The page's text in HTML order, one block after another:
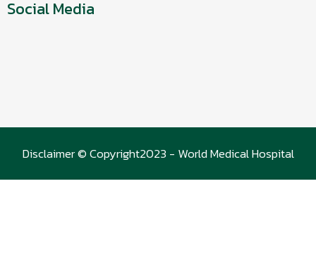
Social Media
Disclaimer © Copyright2023 - World Medical Hospital